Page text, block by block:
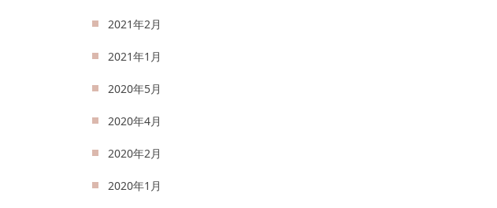
2021年2月
2021年1月
2020年5月
2020年4月
2020年2月
2020年1月